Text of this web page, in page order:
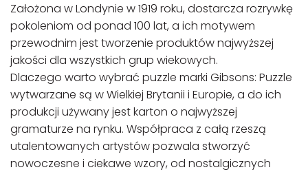
Założona w Londynie w 1919 roku, dostarcza rozrywkę
pokoleniom od ponad 100 lat, a ich motywem
przewodnim jest tworzenie produktów najwyższej
jakości dla wszystkich grup wiekowych.
Dlaczego warto wybrać puzzle marki Gibsons: Puzzle
wytwarzane są w Wielkiej Brytanii i Europie, a do ich
produkcji używany jest karton o najwyższej
gramaturze na rynku. Współpraca z całą rzeszą
utalentowanych artystów pozwala stworzyć
nowoczesne i ciekawe wzory, od nostalgicznych